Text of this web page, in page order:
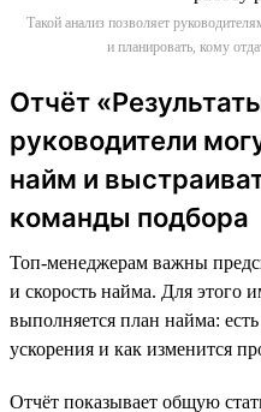
Такой анализ позволяет
и планировать, кому
Отчёт
руководители
найм и
команды подбора
Топ-менеджерам важны
и скорость найма. Для этого
выполняется план найма:
ускорения и как изменится
Отчёт показывает общую